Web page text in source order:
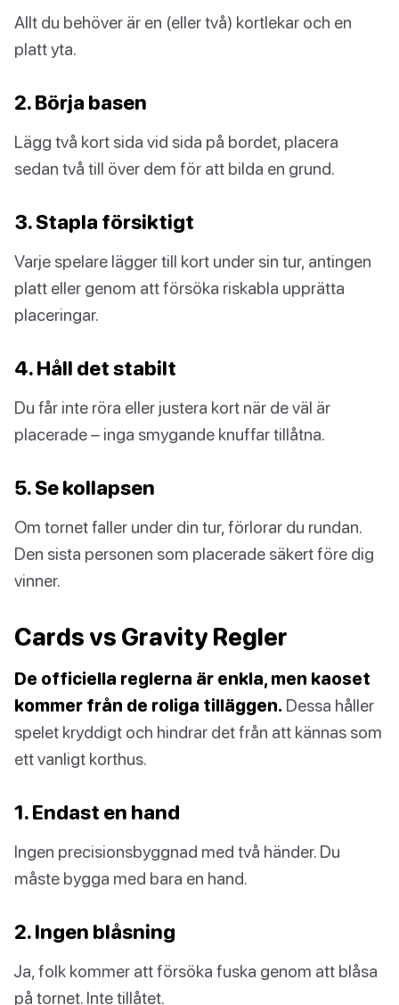
Allt du behöver är en (eller två) kortlekar och en
platt yta.
2. Börja basen
Lägg två kort sida vid sida på bordet, placera
sedan två till över dem för att bilda en grund.
3. Stapla försiktigt
Varje spelare lägger till kort under sin tur, antingen
platt eller genom att försöka riskabla upprätta
placeringar.
4. Håll det stabilt
Du får inte röra eller justera kort när de väl är
placerade – inga smygande knuffar tillåtna.
5. Se kollapsen
Om tornet faller under din tur, förlorar du rundan.
Den sista personen som placerade säkert före dig
vinner.
Cards vs Gravity Regler
De officiella reglerna är enkla, men kaoset
kommer från de roliga tilläggen. Dessa håller
spelet kryddigt och hindrar det från att kännas som
ett vanligt korthus.
1. Endast en hand
Ingen precisionsbyggnad med två händer. Du
måste bygga med bara en hand.
2. Ingen blåsning
Ja, folk kommer att försöka fuska genom att blåsa
på tornet. Inte tillåtet.